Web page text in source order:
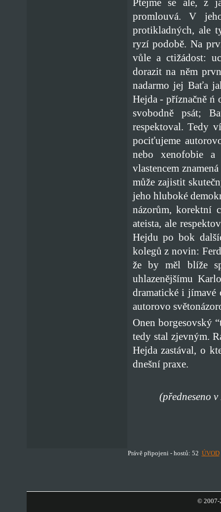
Ptejme se ale, z
promlouvá. V
protikladných, ale
ryzí podobě. Na
vůle a ctižádost:
dorazit na něm
nadarmo jej Baťa
Hejda - příznačně ń
svobodně psát;
respektoval. Tedy
pociťujeme
nebo xenofobie
vlastencem
může zajistit
jeho hluboké
názorům, korektní
ateista, ale
Hejdu po bok
kolegů z novin:
že by měl blíže
uhlazenějšímu
dramatické i
autorovo
Onen borgesovský
tedy stal zjevným.
Hejda zastával, o
dnešní praxe.
(předneseno
Právě připojeni - hostů: 52 ÚVOD
© 2007-